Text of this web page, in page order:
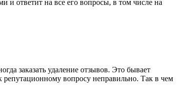
и ответит на все его вопросы, в том числе на
заказать удаление отзывов. Это бывает
репутационному вопросу неправильно. Так в чем